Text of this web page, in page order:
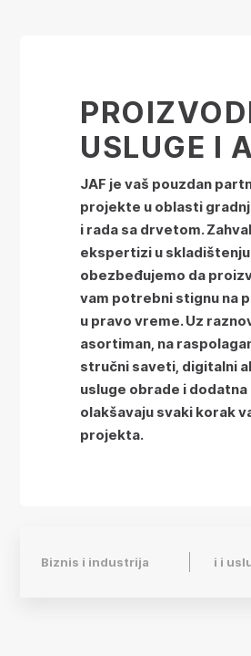
USLUGE I
JAF je vaš pouzdan
projekte u oblasti
i rada sa drvetom.
ekspertizi u
obezbeđujemo da
vam potrebni stignu na
u pravo vreme. Uz
asortiman, na
stručni saveti, digitalni
usluge obrade i
olakšavaju svaki korak
projekta.
Biznis i industrija Proizvodi i